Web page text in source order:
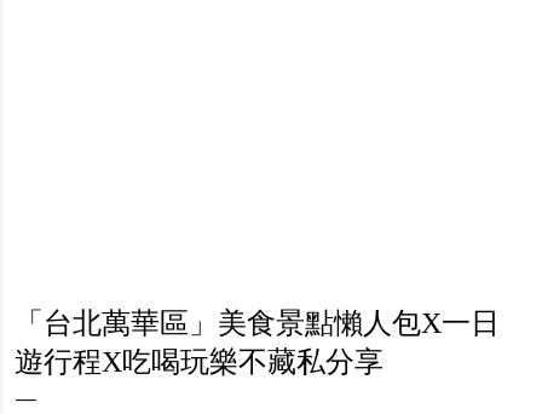
「台北萬華區」美食景點懶人包X一日
遊行程X吃喝玩樂不藏私分享